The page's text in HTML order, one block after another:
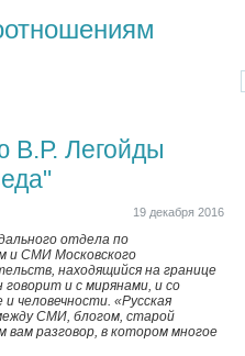
В.Р. Легойды
19 декабря 2016
отдела по
и СМИ Московского
находящийся на границе
говорит и с мирянами, и со
человечности. «Русская
СМИ, блогом, старой
разговор, в котором многое